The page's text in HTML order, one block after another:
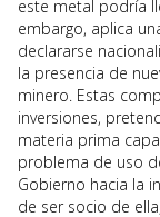
este metal podría
embargo, aplica
declararse
la presencia de
minero. Estas
inversiones,
materia prima
problema de uso
Gobierno hacia la
de ser socio de